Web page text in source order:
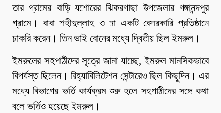
তার গ্রামের বাড়ি যশোরের ঝিকরগাছা উপজেলার গঙ্গানন্দপুর
গ্রামে। বাবা শহীদুল্লাহ ও মা একটি বেসরকারি প্রতিষ্ঠানে
চাকরি করেন। তিন ভাই বোনের মধ্যে দ্বিতীয় ছিল ইমরুল।
ইমরুলের সহপাঠীদের সূত্রে জানা যাচ্ছে, ইমরুল মানসিকভাবে
বিপর্যস্ত ছিলেন। রিহ্যাবিলিটেশন সেন্টারেও ছিল কিছুদিন। এর
মধ্যে বিভাগের ভর্তি কার্যক্রম শুরু হলে সহপাঠীদের সঙ্গে কথা
বলে ভর্তিও হয়েছে ইমরুল।